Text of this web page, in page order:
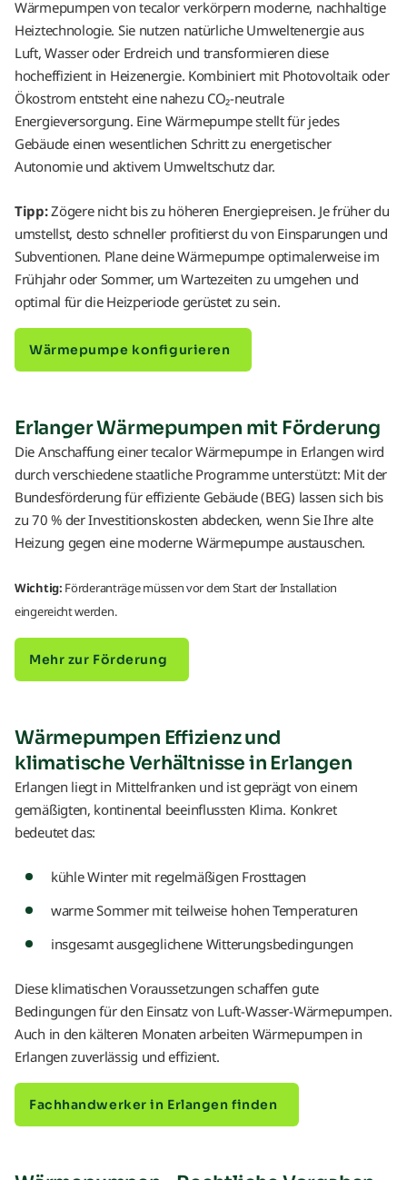
Wärmepumpen von tecalor verkörpern moderne, nachhaltige
Heiztechnologie. Sie nutzen natürliche Umweltenergie aus
Luft, Wasser oder Erdreich und transformieren diese
hocheffizient in Heizenergie. Kombiniert mit Photovoltaik oder
Ökostrom entsteht eine nahezu CO₂-neutrale
Energieversorgung. Eine Wärmepumpe stellt für jedes
Gebäude einen wesentlichen Schritt zu energetischer
Autonomie und aktivem Umweltschutz dar.
Tipp:Zögere nicht bis zu höheren Energiepreisen. Je früher du
umstellst, desto schneller profitierst du von Einsparungen und
Subventionen. Plane deine Wärmepumpe optimalerweise im
Frühjahr oder Sommer, um Wartezeiten zu umgehen und
optimal für die Heizperiode gerüstet zu sein.
Wärmepumpe konfigurieren
Erlanger Wärmepumpen mit Förderung
Die Anschaffung einer tecalor Wärmepumpe in Erlangen wird
durch verschiedene staatliche Programme unterstützt: Mit der
Bundesförderung für effiziente Gebäude (BEG) lassen sich bis
zu 70 % der Investitionskosten abdecken, wenn Sie Ihre alte
Heizung gegen eine moderne Wärmepumpe austauschen.
Wichtig: Förderanträge müssen vor dem Start der Installation
eingereicht werden.
Mehr zur Förderung
Wärmepumpen Effizienz und
klimatische Verhältnisse in Erlangen
Erlangen liegt in Mittelfranken und ist geprägt von einem
gemäßigten, kontinental beeinflussten Klima. Konkret
bedeutet das:
kühle Winter mit regelmäßigen Frosttagen
warme Sommer mit teilweise hohen Temperaturen
insgesamt ausgeglichene Witterungsbedingungen
Diese klimatischen Voraussetzungen schaffen gute
Bedingungen für den Einsatz von Luft-Wasser-Wärmepumpen.
Auch in den kälteren Monaten arbeiten Wärmepumpen in
Erlangen zuverlässig und effizient.
Fachhandwerker in Erlangen finden